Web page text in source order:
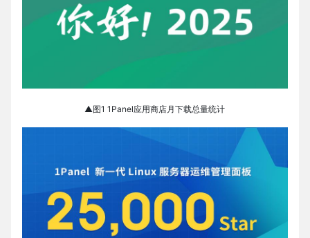
▲图1 1Panel应用商店月下载总量统计